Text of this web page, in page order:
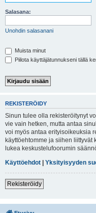
Salasana:
Unohdin salasanani
Muista minut
Piilota käyttäjätunnukseni tällä
REKISTERÖIDY
Sinun tulee olla rekisteröitynyt
vie vain hetken, mutta antaa
voi myös antaa erityisoikeuksia
käyttöehtomme ja siihen liittyvät
lukea keskustelufoorumin
Käyttöehdot | Yksityisyyden
Rekisteröidy